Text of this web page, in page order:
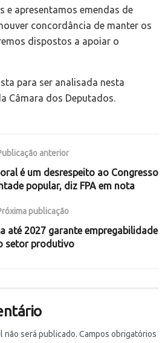
e apresentamos emendas de
concordância de manter os
dispostos a apoiar o
para ser analisada nesta
Câmara dos Deputados.
anterior
é um desrespeito ao Congresso
popular, diz FPA em nota
publicação
até 2027 garante empregabilidade
setor produtivo
não será publicado. Campos obrigatórios